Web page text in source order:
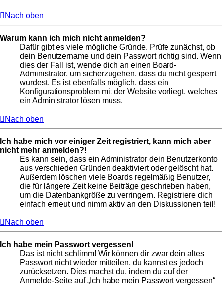
Nach oben
Warum kann ich mich nicht anmelden?
Dafür gibt es viele mögliche Gründe. Prüfe zunächst, ob
dein Benutzername und dein Passwort richtig sind. Wenn
dies der Fall ist, wende dich an einen Board-
Administrator, um sicherzugehen, dass du nicht gesperrt
wurdest. Es ist ebenfalls möglich, dass ein
Konfigurationsproblem mit der Website vorliegt, welches
ein Administrator lösen muss.
Nach oben
Ich habe mich vor einiger Zeit registriert, kann mich aber
nicht mehr anmelden?!
Es kann sein, dass ein Administrator dein Benutzerkonto
aus verschieden Gründen deaktiviert oder gelöscht hat.
Außerdem löschen viele Boards regelmäßig Benutzer,
die für längere Zeit keine Beiträge geschrieben haben,
um die Datenbankgröße zu verringern. Registriere dich
einfach erneut und nimm aktiv an den Diskussionen teil!
Nach oben
Ich habe mein Passwort vergessen!
Das ist nicht schlimm! Wir können dir zwar dein altes
Passwort nicht wieder mitteilen, du kannst es jedoch
zurücksetzen. Dies machst du, indem du auf der
Anmelde-Seite auf „Ich habe mein Passwort vergessen“